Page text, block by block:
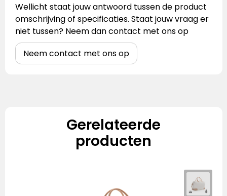
Wellicht staat jouw antwoord tussen de product
omschrijving of specificaties. Staat jouw vraag er
niet tussen? Neem dan contact met ons op
Neem contact met ons op
Gerelateerde
producten